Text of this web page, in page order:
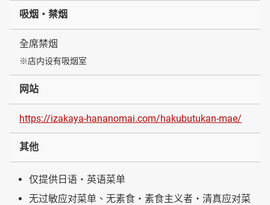
吸烟・禁烟
全席禁烟
※店内设有吸烟室
网站
https://izakaya-hananomai.com/hakubutukan-mae/
其他
仅提供日语・英语菜单
无过敏应对菜单、无素食・素食主义者・清真应对菜